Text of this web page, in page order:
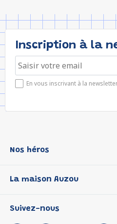
Inscription à la
En vous inscrivant à la
Nos héros
P'tit Loup
Les Influenceuses
La maison Auzou
Notre histoire
Suivez-nous